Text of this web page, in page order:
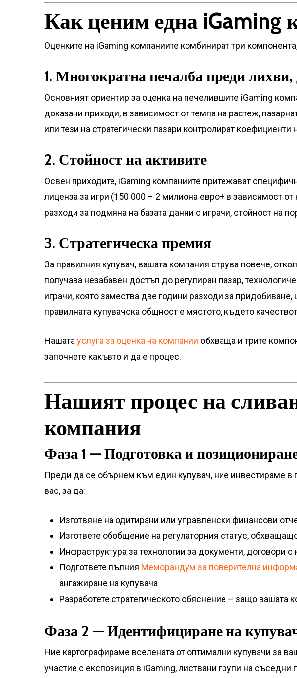
Как ценим една iGaming
Оценките на iGaming компаниите комбинират три
1. Многократна печалба преди
Основният ориентир за оценка на печелившите iGaming
доказани приходи, в зависимост от темпа на растеж,
или тези на стратегически пазари контролират коефициенти
2. Стойност на активите
Освен приходите, iGaming компаниите притежават
лиценза за игри (150 000 – 2 милиона евро+ в зависимост
разходи за подмяна на базата данни с играчи, стойност на
3. Стратегическа премия
За правилния купувач, вашата компания струва повече,
получава незабавен достъп до регулиран пазар,
играчи, която замества две години разходи за
правилната купувачска общност е мястото, където
Нашата услуга за оценка на компании обхваща и трите
започнете какъвто и да е процес.
Нашият процес на
компания
Фаза 1 — Подготовка и
Преди да се обърнем към един купувач, ние инвестираме в
вас, за да:
Изготвяне на одитирани или управленски финансови
Изгответе обобщение на регулаторния статус,
Инфраструктура за технологии за документи, договори
Подгответе пълния Меморандум за поверителна
ангажиране на купувача
Разработете стратегическото обяснение – защо вашата
Фаза 2 — Идентифициране на
Ние картографираме вселената от оптимални купувачи за
участие с експозиция в iGaming, листвани групи на